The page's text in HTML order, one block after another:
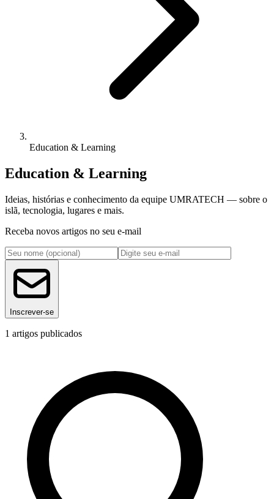
Education & Learning
Education & Learning
Ideias, histórias e conhecimento da equipe UMRATECH — sobre o
islã, tecnologia, lugares e mais.
Receba novos artigos no seu e-mail
Inscrever-se
1 artigos publicados